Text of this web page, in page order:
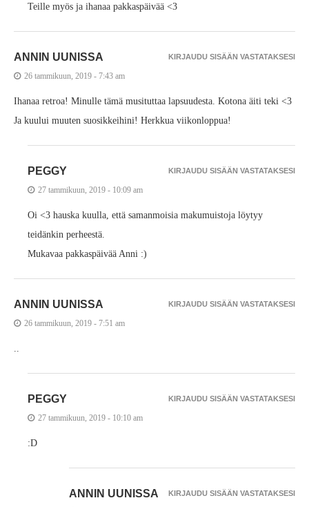
Teille myös ja ihanaa pakkaspäivää <3
ANNIN UUNISSA
26 tammikuun, 2019 - 7:43 am
Ihanaa retroa! Minulle tämä musituttaa lapsuudesta. Kotona äiti teki <3
Ja kuului muuten suosikkeihini! Herkkua viikonloppua!
KIRJAUDU SISÄÄN VASTATAKSESI
PEGGY
27 tammikuun, 2019 - 10:09 am
Oi <3 hauska kuulla, että samanmoisia makumuistoja löytyy
teidänkin perheestä.
Mukavaa pakkaspäivää Anni :)
KIRJAUDU SISÄÄN VASTATAKSESI
ANNIN UUNISSA
26 tammikuun, 2019 - 7:51 am
KIRJAUDU SISÄÄN VASTATAKSESI
PEGGY
27 tammikuun, 2019 - 10:10 am
:D
KIRJAUDU SISÄÄN VASTATAKSESI
ANNIN UUNISSA KIRJAUDU SISÄÄN VASTATAKSESI